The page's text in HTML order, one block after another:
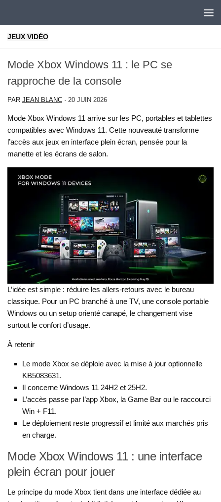
JEUX VIDÉO
Mode Xbox Windows 11 : le PC se
rapproche de la console
PAR JEAN BLANC · 20 JUIN 2026
Mode Xbox Windows 11 arrive sur les PC, portables et tablettes
compatibles avec Windows 11. Cette nouveauté transforme
l’accès aux jeux en interface plein écran, pensée pour la
manette et les écrans de salon.
L’idée est simple : réduire les allers-retours avec le bureau
classique. Pour un PC branché à une TV, une console portable
Windows ou un setup orienté canapé, le changement vise
surtout le confort d’usage.
À retenir
Le mode Xbox se déploie avec la mise à jour optionnelle
KB5083631.
Il concerne Windows 11 24H2 et 25H2.
L’accès passe par l’app Xbox, la Game Bar ou le raccourci
Win + F11.
Le déploiement reste progressif et limité aux marchés pris
en charge.
Mode Xbox Windows 11 : une interface
plein écran pour jouer
Le principe du mode Xbox tient dans une interface dédiée au